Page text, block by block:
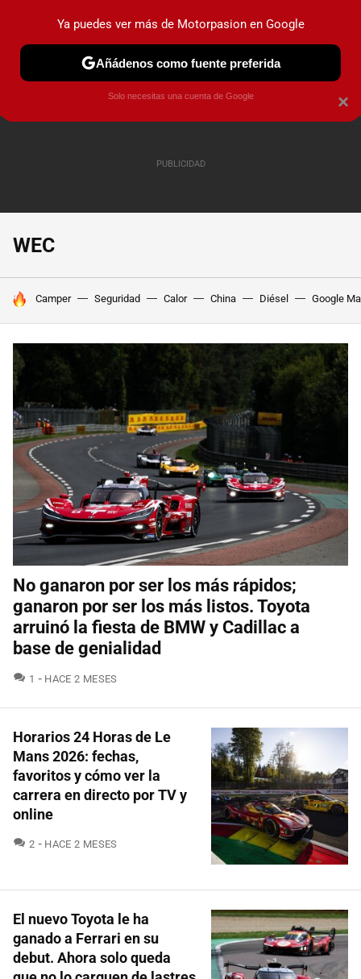
PRUEBAS COCHES ELÉCTRICOS OBSERVATORIO
WEC
HOY SE HABLA DE
Camper Seguridad Calor China Diésel Google
No ganaron por ser los más rápidos;
ganaron por ser los más listos. Toyota
arruinó la fiesta de BMW y Cadillac a
base de genialidad
1 COMENTARIOS
HACE 2 MESES
Horarios 24 Horas de Le
Mans 2026: fechas,
favoritos y cómo ver la
carrera en directo por TV y
online
2 COMENTARIOS
HACE 2 MESES
El nuevo Toyota le ha
ganado a Ferrari en su
debut. Ahora solo queda
×
Ya puedes ver más de Motorpasion en Google
Añádenos como fuente preferida
Solo necesitas una cuenta de Google